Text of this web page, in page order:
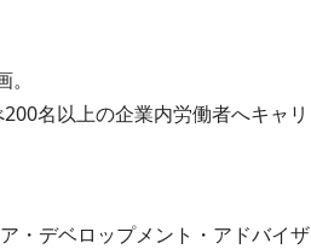
名以上の企業内労働者へキャリ
・デベロップメント・アドバイザ